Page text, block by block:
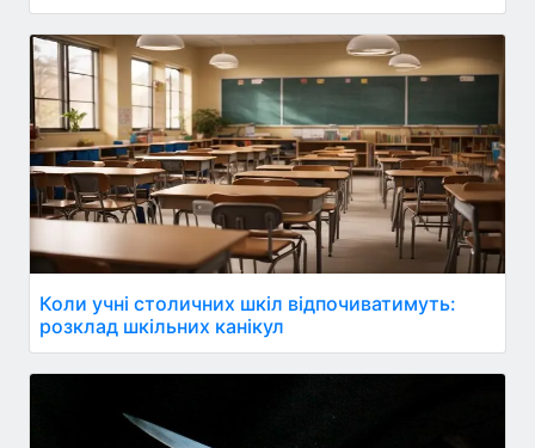
Коли учні столичних шкіл відпочиватимуть:
розклад шкільних канікул